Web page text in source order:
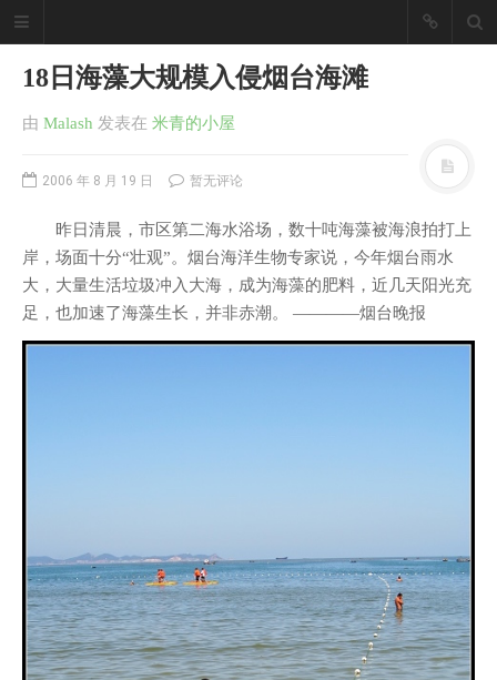
18日海藻大规模入侵烟台海滩
由 Malash 发表在 米青的小屋
2006 年 8 月 19 日 暂无评论
昨日清晨，市区第二海水浴场，数十吨海藻被海浪拍打上
岸，场面十分“壮观”。烟台海洋生物专家说，今年烟台雨水
大，大量生活垃圾冲入大海，成为海藻的肥料，近几天阳光充
足，也加速了海藻生长，并非赤潮。 ————烟台晚报